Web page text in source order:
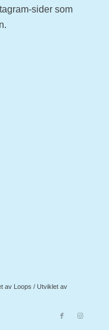
sider som
av Loops / Utviklet av